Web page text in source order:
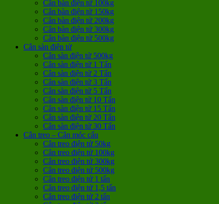
Cân bàn điện tử 100kg
Cân bàn điện tử 150kg
Cân bàn điện tử 200kg
Cân bàn điện tử 300kg
Cân bàn điện tử 500kg
Cân sàn điện tử
Cân sàn điện tử 500kg
Cân sàn điện tử 1 Tấn
Cân sàn điện tử 2 Tấn
Cân sàn điện tử 3 Tấn
Cân sàn điện tử 5 Tấn
Cân sàn điện tử 10 Tấn
Cân sàn điện tử 15 Tấn
Cân sàn điện tử 20 Tấn
Cân sàn điện tử 30 Tấn
Cân treo – Cân móc cẩu
Cân treo điện tử 50kg
Cân treo điện tử 100kg
Cân treo điện tử 300kg
Cân treo điện tử 500kg
Cân treo điện tử 1 tấn
Cân treo điện tử 1,5 tấn
Cân treo điện tử 2 tấn